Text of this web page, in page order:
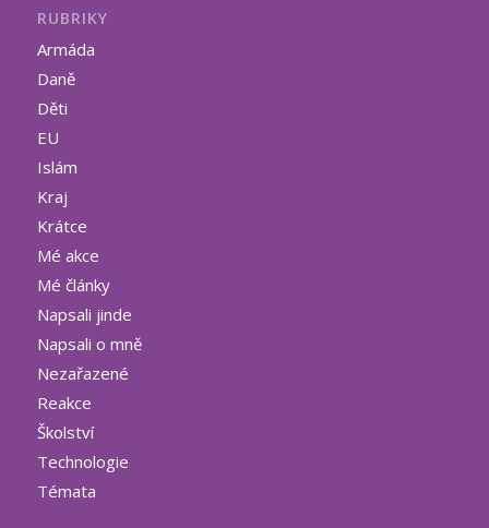
RUBRIKY
Armáda
Daně
Děti
EU
Islám
Kraj
Krátce
Mé akce
Mé články
Napsali jinde
Napsali o mně
Nezařazené
Reakce
Školství
Technologie
Témata